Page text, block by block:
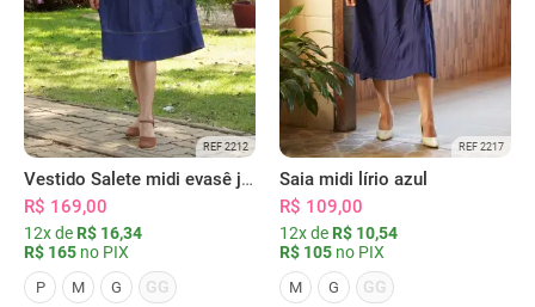
REF 2212
Vestido Salete midi evasê jeans
R$ 169,00
12x de R$ 16,34
R$ 165 no PIX
P M G GG
REF 2217
Saia midi lírio azul
R$ 109,00
12x de R$ 10,54
R$ 105 no PIX
M G GG